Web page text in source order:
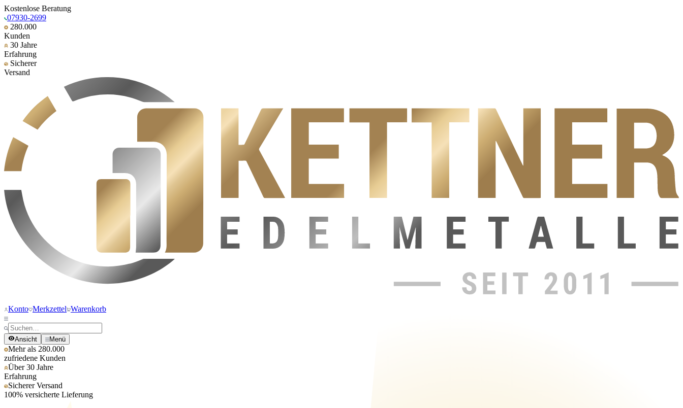
Kostenlose Beratung
07930-2699
280.000
Kunden
30 Jahre
Erfahrung
Sicherer
Versand
Konto Merkzettel Warenkorb
Ansicht Menü
Mehr als 280.000
zufriedene Kunden
Über 30 Jahre
Erfahrung
Sicherer Versand
100% versicherte Lieferung